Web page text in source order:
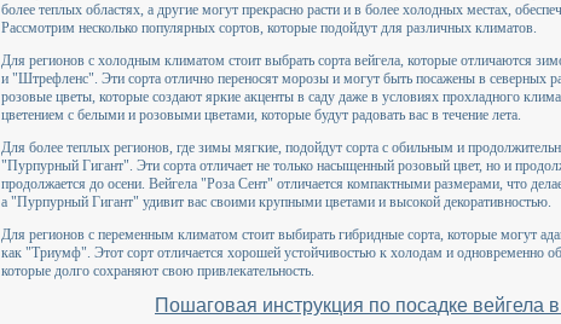
более теплых областях, а другие могут прекрасно расти и в более холодных местах,
Рассмотрим несколько популярных сортов, которые подойдут для различных климатов.
Для регионов с холодным климатом стоит выбрать сорта вейгела, которые отличаются
и "Штрефленс". Эти сорта отлично переносят морозы и могут быть посажены в северных
розовые цветы, которые создают яркие акценты в саду даже в условиях прохладного
цветением с белыми и розовыми цветами, которые будут радовать вас в течение лета.
Для более теплых регионов, где зимы мягкие, подойдут сорта с обильным и
"Пурпурный Гигант". Эти сорта отличает не только насыщенный розовый цвет, но и
продолжается до осени. Вейгела "Роза Сент" отличается компактными размерами, что
а "Пурпурный Гигант" удивит вас своими крупными цветами и высокой декоративностью.
Для регионов с переменным климатом стоит выбирать гибридные сорта, которые могут
как "Триумф". Этот сорт отличается хорошей устойчивостью к холодам и одновременно
которые долго сохраняют свою привлекательность.
Пошаговая инструкция по посадке вейгела